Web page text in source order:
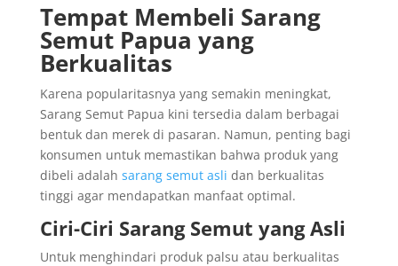
Tempat Membeli Sarang
Semut Papua yang
Berkualitas
Karena popularitasnya yang semakin meningkat,
Sarang Semut Papua kini tersedia dalam berbagai
bentuk dan merek di pasaran. Namun, penting bagi
konsumen untuk memastikan bahwa produk yang
dibeli adalah sarang semut asli dan berkualitas
tinggi agar mendapatkan manfaat optimal.
Ciri-Ciri Sarang Semut yang Asli
Untuk menghindari produk palsu atau berkualitas